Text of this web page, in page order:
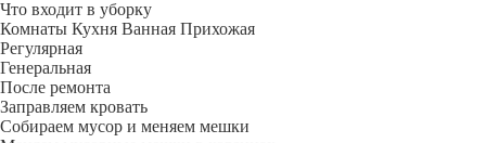
Что входит в уборку
Регу­лярная
Гене­ральная
После ремонта
Заправляем кровать
Собираем мусор и меняем мешки